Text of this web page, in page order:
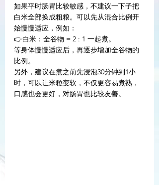
如果平时肠胃比较敏感，不建议一下子把
白米全部换成粗粮。可以先从混合比例开
始慢慢适应，例如：
👉白米：全谷物 = 2 : 1 一起煮。
等身体慢慢适应后，再逐步增加全谷物的
比例。
另外，建议在煮之前先浸泡30分钟到1小
时，可以让米粒变软，不仅更容易煮熟，
口感也会更好，对肠胃也比较友善。